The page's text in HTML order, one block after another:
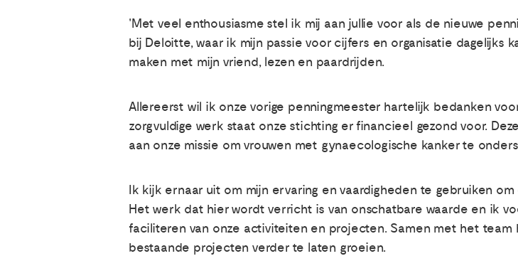
'Met veel enthousiasme stel ik mij aan jullie voor als de nieuwe
bij Deloitte, waar ik mijn passie voor cijfers en organisatie dagelijks
maken met mijn vriend, lezen en paardrijden.
Allereerst wil ik onze vorige penningmeester hartelijk bedanken
zorgvuldige werk staat onze stichting er financieel gezond voor.
aan onze missie om vrouwen met gynaecologische kanker te
Ik kijk ernaar uit om mijn ervaring en vaardigheden te gebruiken
Het werk dat hier wordt verricht is van onschatbare waarde en ik
faciliteren van onze activiteiten en projecten. Samen met het
bestaande projecten verder te laten groeien.